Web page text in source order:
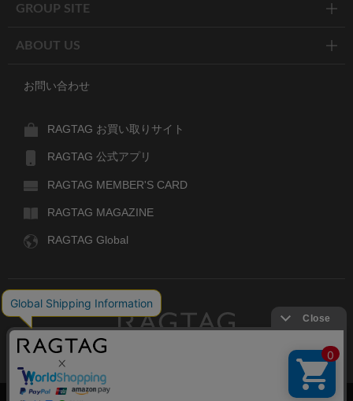
GROUP SITE
ABOUT US
お問い合わせ
RAGTAG お買い取りサイト
RAGTAG 公式アプリ
RAGTAG MEMBER'S CARD
RAGTAG MAGAZINE
RAGTAG Global
デザイナーズブランドのユーズド・セレクトショップ